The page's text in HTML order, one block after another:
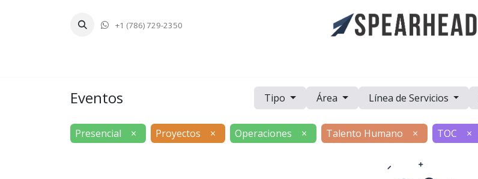
+1 (786) 729-2350
Eventos Tipo Área Línea de Servicios
Presencial × Proyectos × Operaciones × Talento Humano × TOC ×